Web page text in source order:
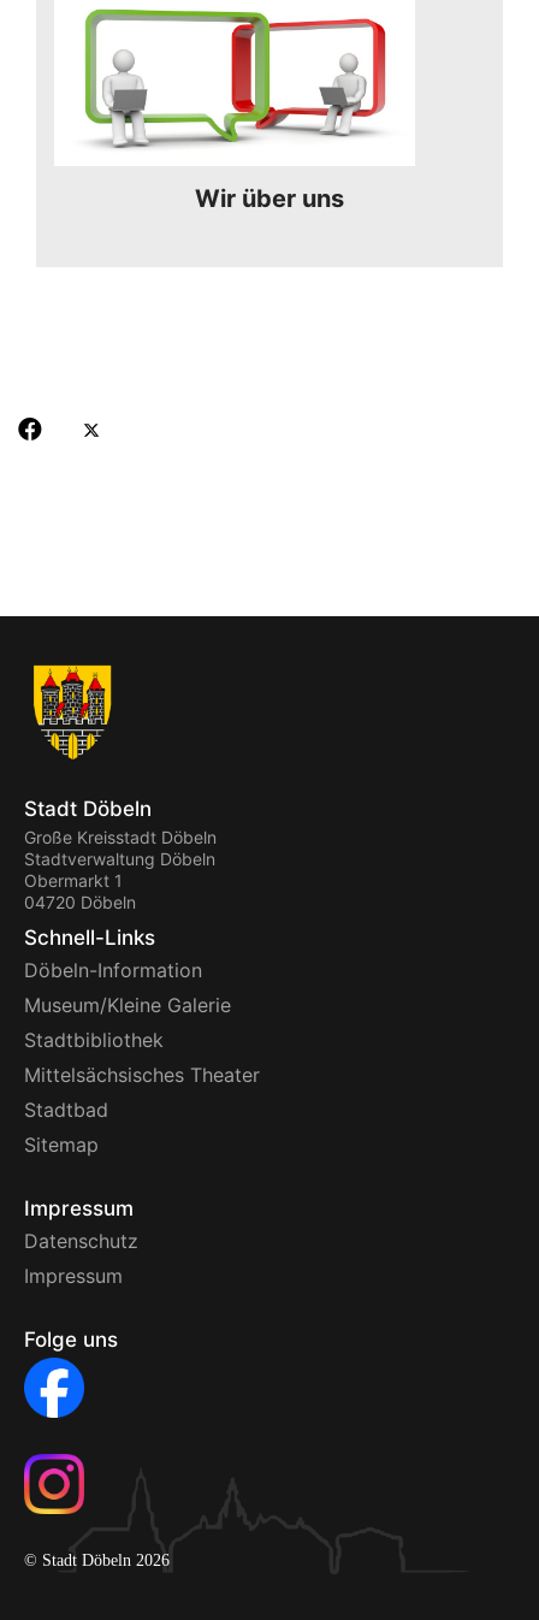
Wir über uns
Stadt Döbeln
Große Kreisstadt Döbeln
Stadtverwaltung Döbeln
Obermarkt 1
04720 Döbeln
Schnell-Links
Döbeln-Information
Museum/Kleine Galerie
Stadtbibliothek
Mittelsächsisches Theater
Stadtbad
Sitemap
Impressum
Datenschutz
Impressum
Folge uns
© Stadt Döbeln 2026